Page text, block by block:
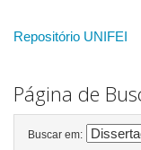
Repositório UNIFEI
Página de
Buscar em: